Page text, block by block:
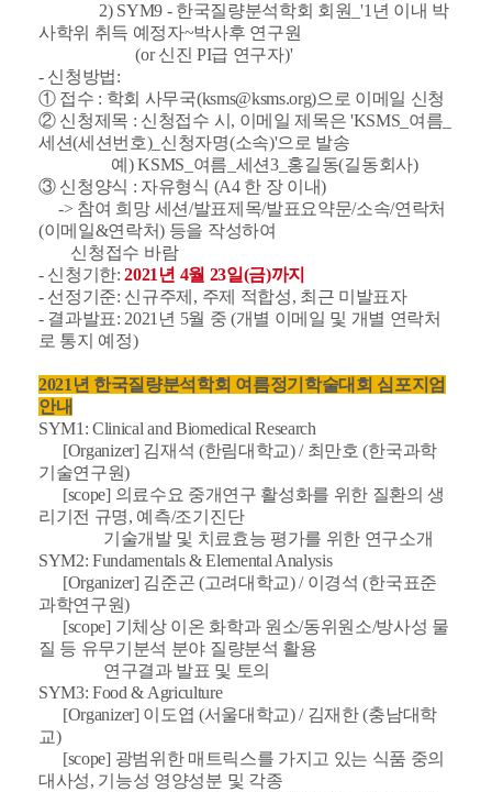
2) SYM9 - 한국질량분석학회 회원_'1년 이내 박
사학위 취득 예정자~박사후 연구원
(or 신진 PI급 연구자)'
- 신청방법:
① 접수 : 학회 사무국(ksms@ksms.org)으로 이메일 신청
② 신청제목 : 신청접수 시, 이메일 제목은 'KSMS_여름_
세션(세션번호)_신청자명(소속)'으로 발송
예) KSMS_여름_세션3_홍길동(길동회사)
③ 신청양식 : 자유형식 (A4 한 장 이내)
-> 참여 희망 세션/발표제목/발표요약문/소속/연락처
(이메일&연락처) 등을 작성하여
신청접수 바람
- 신청기한:2021년 4월 23일(금)까지
- 선정기준: 신규주제, 주제 적합성, 최근 미발표자
- 결과발표: 2021년 5월 중 (개별 이메일 및 개별 연락처
로 통지 예정)
2021년 한국질량분석학회 여름정기학술대회 심포지엄
안내
SYM1: Clinical and Biomedical Research
[Organizer] 김재석 (한림대학교) / 최만호 (한국과학
기술연구원)
[scope] 의료수요 중개연구 활성화를 위한 질환의 생
리기전 규명, 예측/조기진단
기술개발 및 치료효능 평가를 위한 연구소개
SYM2: Fundamentals & Elemental Analysis
[Organizer] 김준곤 (고려대학교) / 이경석 (한국표준
과학연구원)
[scope] 기체상 이온 화학과 원소/동위원소/방사성 물
질 등 유무기분석 분야 질량분석 활용
연구결과 발표 및 토의
SYM3: Food & Agriculture
[Organizer] 이도엽 (서울대학교) / 김재한 (충남대학
교)
[scope] 광범위한 매트릭스를 가지고 있는 식품 중의
대사성, 기능성 영양성분 및 각종